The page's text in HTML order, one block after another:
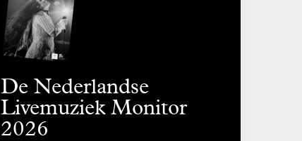
De Nederlandse
Livemuziek Monitor
2026